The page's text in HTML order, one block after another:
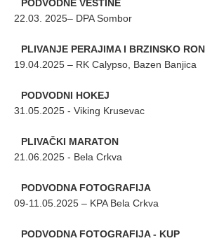
PODVODNE VEŠTINE
22.03. 2025– DPA Sombor
PLIVANJE PERAJIMA I BRZINSKO
19.04.2025 – RK Calypso, Bazen Banjica
PODVODNI HOKEJ
31.05.2025 - Viking Krusevac
PLIVAČKI MARATON
21.06.2025 - Bela Crkva
PODVODNA FOTOGRAFIJA
09-11.05.2025 – KPA Bela Crkva
PODVODNA FOTOGRAFIJA - KUP